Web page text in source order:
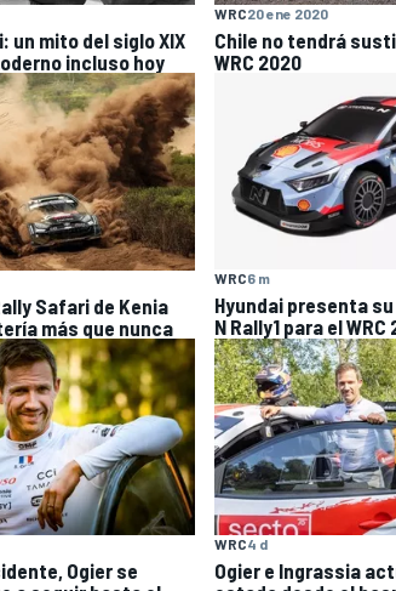
un mito del siglo XIX
incluso hoy
WRC20 ene 2020
Chile no tendrá
WRC 2020
Safari de Kenia
más que nunca
WRC6 m
Hyundai presenta
N Rally1 para el WRC
Ogier se
WRC4 d
Ogier e Ingrassia